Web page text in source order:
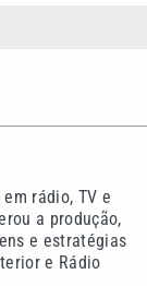
rádio, TV e
a produção,
e estratégias
e Rádio